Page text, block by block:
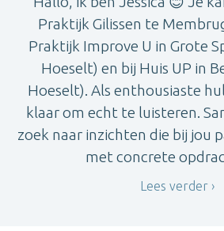
Praktijk Gilissen te
Praktijk Improve U in Grote
Hoeselt) en bij Huis UP in
Hoeselt). Als enthousiaste
klaar om echt te luisteren.
zoek naar inzichten die bij jou
met concrete
Lees verder